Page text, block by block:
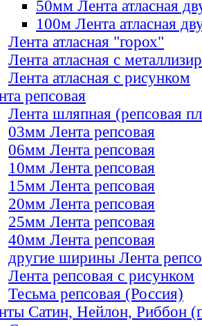
50мм Лента атласная
100м Лента атласная
Лента атласная "горох"
Лента атласная с
Лента атласная с рисунком
репсовая
Лента шляпная (репсовая
03мм Лента репсовая
06мм Лента репсовая
10мм Лента репсовая
15мм Лента репсовая
20мм Лента репсовая
25мм Лента репсовая
40мм Лента репсовая
другие ширины Лента
Лента репсовая с рисунком
Тесьма репсовая (Россия)
Сатин, Нейлон, Риббон